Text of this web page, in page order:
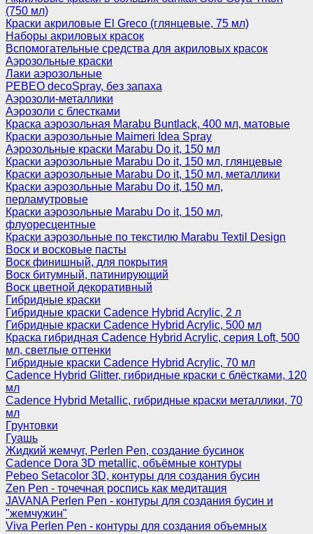
(750 мл)
Краски акриловые El Greco (глянцевые, 75 мл)
Наборы акриловых красок
Вспомогательные средства для акриловых красок
Аэрозольные краски
Лаки аэрозольные
PEBEO decoSpray, без запаха
Аэрозоли-металлики
Аэрозоли с блестками
Краска аэрозольная Marabu Buntlack, 400 мл, матовые
Краски аэрозольные Maimeri Idea Spray
Аэрозольные краски Marabu Do it, 150 мл
Краски аэрозольные Marabu Do it, 150 мл, глянцевые
Краски аэрозольные Marabu Do it, 150 мл, металлики
Краски аэрозольные Marabu Do it, 150 мл,
перламутровые
Краски аэрозольные Marabu Do it, 150 мл,
флуоресцентные
Краски аэрозольные по текстилю Marabu Textil Design
Воск и восковые пасты
Воск финишный, для покрытия
Воск битумный, патинирующий
Воск цветной декоративный
Гибридные краски
Гибридные краски Cadence Hybrid Acrylic, 2 л
Гибридные краски Cadence Hybrid Acrylic, 500 мл
Краска гибридная Cadence Hybrid Acrylic, серия Loft, 500
мл, светлые оттенки
Гибридные краски Cadence Hybrid Acrylic, 70 мл
Cadence Hybrid Glitter, гибридные краски с блёстками, 120
мл
Cadence Hybrid Metallic, гибридные краски металлики, 70
мл
Грунтовки
Гуашь
Жидкий жемчуг, Perlen Pen, создание бусинок
Cadence Dora 3D metallic, объёмные контуры
Pebeo Setacolor 3D, контуры для создания бусин
Zen Pen - точечная роспись как медитация
JAVANA Perlen Pen - контуры для создания бусин и
"жемчужин"
Viva Perlen Pen - контуры для создания объемных